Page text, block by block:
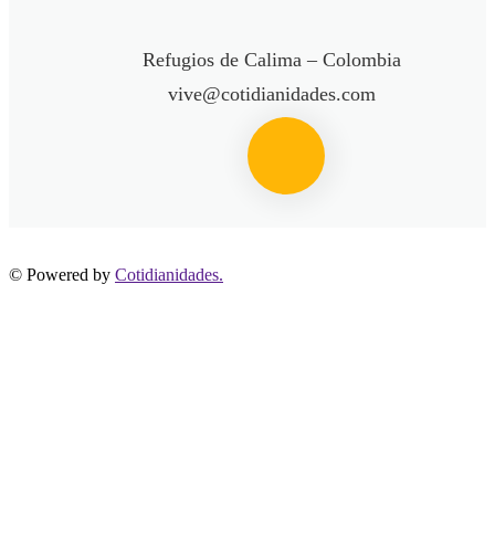
Refugios de Calima – Colombia
vive@cotidianidades.com
© Powered by Cotidianidades.